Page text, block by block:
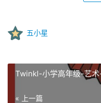
五小星
Twinkl-小学高年级-艺
« 上一篇